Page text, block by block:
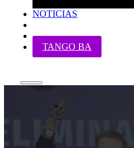
NOTICIAS
TANGO BA